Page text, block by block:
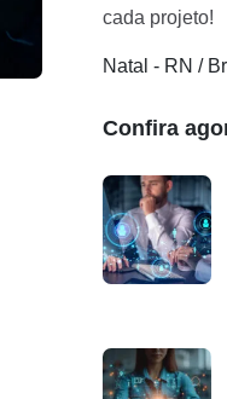
cada projeto!
Natal - RN /
Confira